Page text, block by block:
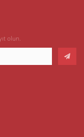
olun.